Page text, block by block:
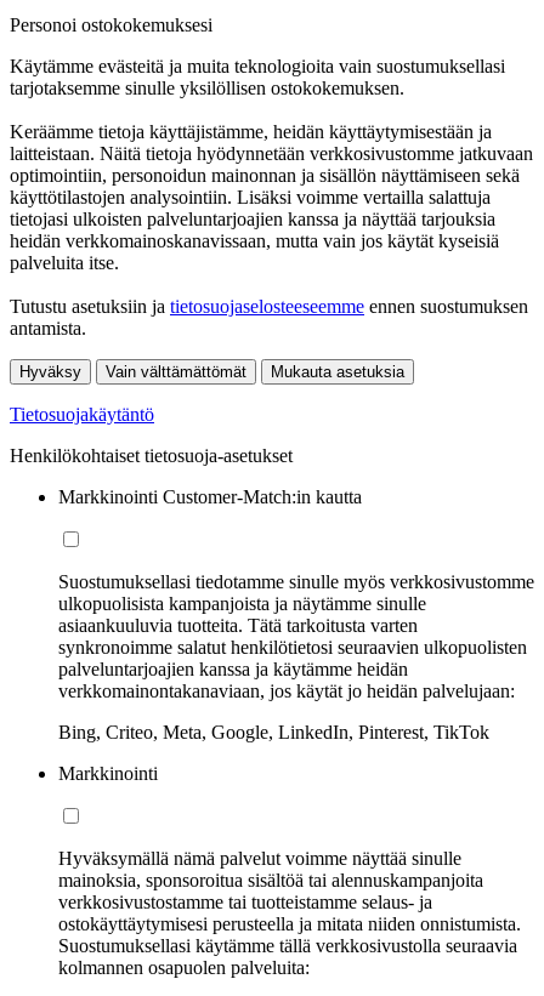
Personoi ostokokemuksesi
Käytämme evästeitä ja muita teknologioita vain suostumuksellasi
tarjotaksemme sinulle yksilöllisen ostokokemuksen.
Keräämme tietoja käyttäjistämme, heidän käyttäytymisestään ja
laitteistaan. Näitä tietoja hyödynnetään verkkosivustomme jatkuvaan
optimointiin, personoidun mainonnan ja sisällön näyttämiseen sekä
käyttötilastojen analysointiin. Lisäksi voimme vertailla salattuja
tietojasi ulkoisten palveluntarjoajien kanssa ja näyttää tarjouksia
heidän verkkomainoskanavissaan, mutta vain jos käytät kyseisiä
palveluita itse.
Tutustu asetuksiin ja tietosuojaselosteeseemme ennen suostumuksen
antamista.
Hyväksy Vain välttämättömät Mukauta asetuksia
Tietosuojakäytäntö
Henkilökohtaiset tietosuoja-asetukset
Markkinointi Customer-Match:in kautta
Suostumuksellasi tiedotamme sinulle myös verkkosivustomme
ulkopuolisista kampanjoista ja näytämme sinulle
asiaankuuluvia tuotteita. Tätä tarkoitusta varten
synkronoimme salatut henkilötietosi seuraavien ulkopuolisten
palveluntarjoajien kanssa ja käytämme heidän
verkkomainontakanaviaan, jos käytät jo heidän palvelujaan:
Bing, Criteo, Meta, Google, LinkedIn, Pinterest, TikTok
Markkinointi
Hyväksymällä nämä palvelut voimme näyttää sinulle
mainoksia, sponsoroitua sisältöä tai alennuskampanjoita
verkkosivustostamme tai tuotteistamme selaus- ja
ostokäyttäytymisesi perusteella ja mitata niiden onnistumista.
Suostumuksellasi käytämme tällä verkkosivustolla seuraavia
kolmannen osapuolen palveluita: